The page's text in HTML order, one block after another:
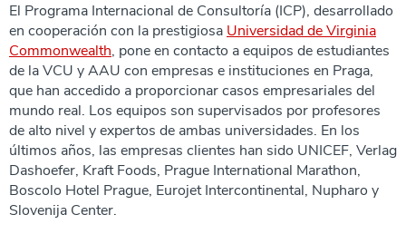
El Programa Internacional de Consultoría (ICP), desarrollado
en cooperación con la prestigiosa Universidad de Virginia
Commonwealth, pone en contacto a equipos de estudiantes
de la VCU y AAU con empresas e instituciones en Praga,
que han accedido a proporcionar casos empresariales del
mundo real. Los equipos son supervisados por profesores
de alto nivel y expertos de ambas universidades. En los
últimos años, las empresas clientes han sido UNICEF, Verlag
Dashoefer, Kraft Foods, Prague International Marathon,
Boscolo Hotel Prague, Eurojet Intercontinental, Nupharo y
Slovenija Center.